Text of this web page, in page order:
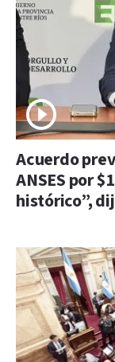
Acuerdo
ANSES por
histórico”,